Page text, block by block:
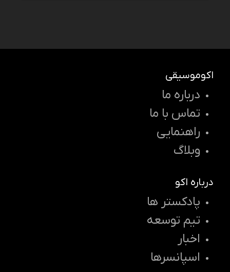
اکوموسیقی
درباره ما
تماس با ما
راهنمایی
وبلاگ
درباره اکو
پادکستر ها
تیم توسعه
اخبار
اسپانسرها